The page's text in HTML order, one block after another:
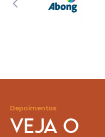
Depoimentos
VEJA O